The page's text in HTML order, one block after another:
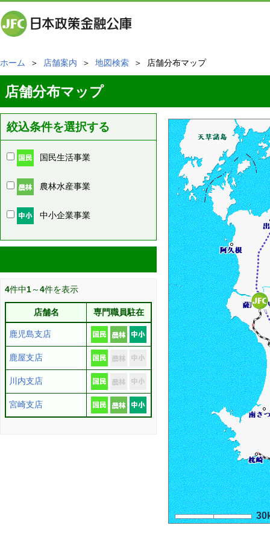
ホーム ＞ 店舗案内 ＞ 地図検索 ＞ 店舗分布マップ
店舗分布マップ
絞込条件を選択する
国民生活事業
農林水産事業
中小企業事業
4件中1～4件を表示
店舗名 専門職員駐在
鹿児島支店
鹿屋支店
川内支店
宮崎支店